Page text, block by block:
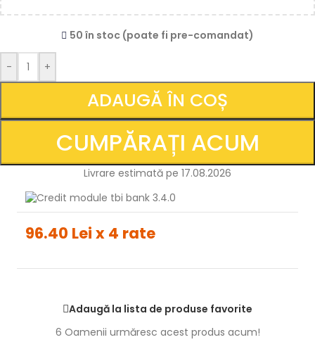
50 în stoc (poate fi pre-comandat)
- +
ADAUGĂ ÎN COȘ
CUMPĂRAȚI ACUM
Livrare estimată pe 17.08.2026
96.40 Lei x 4 rate
Adaugă la lista de produse favorite
6 Oamenii urmăresc acest produs acum!